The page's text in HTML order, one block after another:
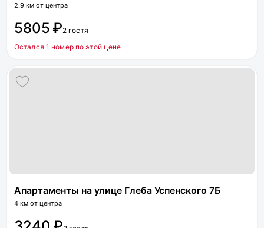
2.9 км от центра
5805 ₽2 гостя
Остался 1 номер по этой цене
Апартаменты на улице Глеба Успенского 7Б
4 км от центра